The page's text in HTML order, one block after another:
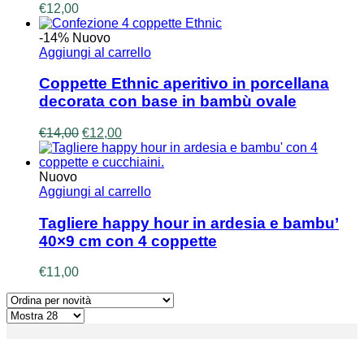
€12,00
-14% Nuovo
Aggiungi al carrello
Coppette Ethnic aperitivo in porcellana
decorata con base in bambù ovale
€14,00 Il
prezzo
originale
€14,00.
€12,00Il
prezzo
attuale
€12,00.
Nuovo
Aggiungi al carrello
Tagliere happy hour in ardesia e bambu’
40×9 cm con 4 coppette
€11,00